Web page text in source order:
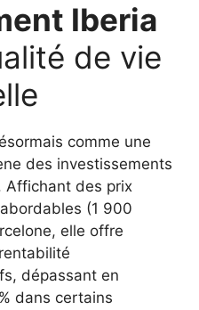
Iberia
de vie
comme une
des investissements
Affichant des prix
(1 900
elle offre
dépassant en
dans certains